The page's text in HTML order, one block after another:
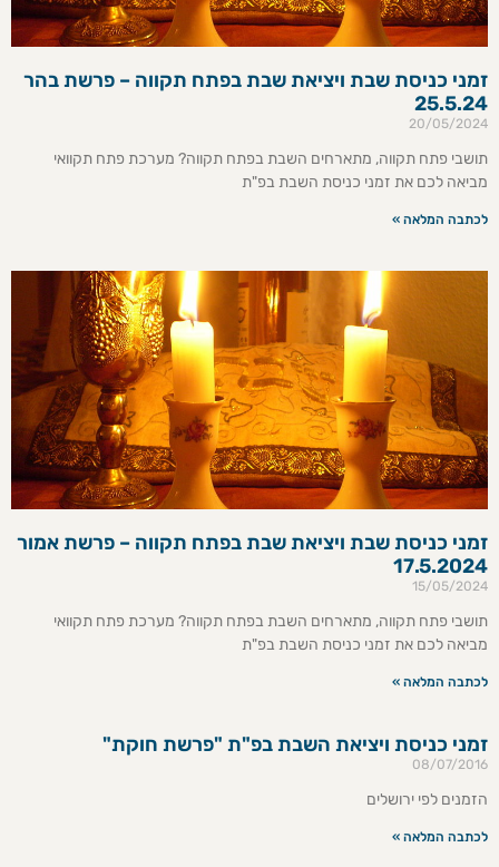
זמני כניסת שבת ויציאת שבת בפתח תקווה – פרשת בהר
25.5.24
20/05/2024
תושבי פתח תקווה, מתארחים השבת בפתח תקווה? מערכת פתח תקוואי
מביאה לכם את זמני כניסת השבת בפ"ת
לכתבה המלאה »
זמני כניסת שבת ויציאת שבת בפתח תקווה – פרשת אמור
17.5.2024
15/05/2024
תושבי פתח תקווה, מתארחים השבת בפתח תקווה? מערכת פתח תקוואי
מביאה לכם את זמני כניסת השבת בפ"ת
לכתבה המלאה »
זמני כניסת ויציאת השבת בפ"ת "פרשת חוקת"
08/07/2016
הזמנים לפי ירושלים
לכתבה המלאה »